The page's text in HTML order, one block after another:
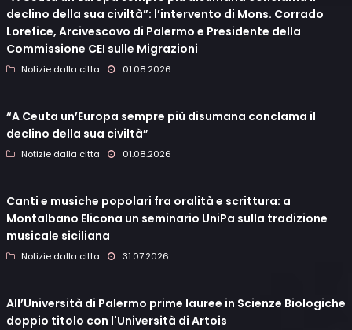
declino della sua civiltà”: l’intervento di Mons. Corrado
Lorefice, Arcivescovo di Palermo e Presidente della
Commissione CEI sulle Migrazioni
Notizie dalla citta 01.08.2026
“A Ceuta un’Europa sempre più disumana conclama il
declino della sua civiltà”
Notizie dalla citta 01.08.2026
Canti e musiche popolari fra oralità e scrittura: a
Montalbano Elicona un seminario UniPa sulla tradizione
musicale siciliana
Notizie dalla citta 31.07.2026
All’Università di Palermo prime lauree in Scienze Biologiche
doppio titolo con l'Università di Artois